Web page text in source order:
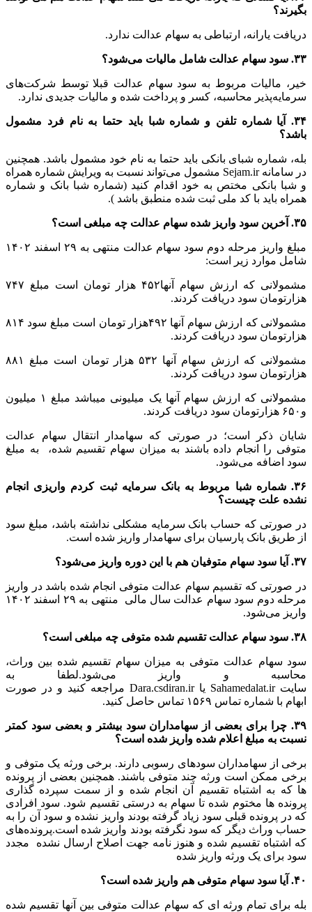
بگیرند؟
دریافت یارانه، ارتباطی به سهام عدالت ندارد.
۳۳. سود سهام عدالت شامل مالیات می‌شود؟
خیر، مالیات مربوط به سود سهام عدالت قبلا توسط شرکت‌های
سرمایه‌پذیر محاسبه، کسر و پرداخت شده و مالیات جدیدی ندارد.
۳۴. آیا شماره تلفن و شماره شبا باید حتما به نام فرد مشمول
باشد؟
بله، شماره شبای بانکی باید حتما به نام خود مشمول باشد. همچنین
در سامانه Sejam.ir مشمول می‌تواند نسبت به ویرایش شماره همراه
و شبا بانکی مختص به خود اقدام کنید (شماره شبا بانک و شماره
همراه باید با کد ملی ثبت شده منطبق باشد ).
۳۵. آخرین سود واریز شده سهام عدالت چه مبلغی است؟
مبلغ واریز مرحله دوم سود سهام عدالت منتهی به ۲۹ اسفند ۱۴۰۲
شامل موارد زیر است:
مشمولانی که ارزش سهام آنها۴۵۲ هزار تومان است مبلغ ۷۴۷
هزارتومان سود دریافت کردند.
مشمولانی که ارزش سهام آنها ۴۹۲هزار تومان است مبلغ سود ۸۱۴
هزارتومان سود دریافت کردند.
مشمولانی که ارزش سهام آنها ۵۳۲ هزار تومان است مبلغ ۸۸۱
هزارتومان سود دریافت کردند.
مشمولانی که ارزش سهام آنها یک میلیونی میباشد مبلغ ۱ میلیون
و۶۵۰ هزارتومان سود دریافت کردند.
شایان ذکر است؛ در صورتی که سهامدار انتقال سهام عدالت
متوفی را انجام داده باشند به میزان سهام تقسیم شده، به مبلغ
سود اضافه می‌شود.
۳۶. شماره شبا مربوط به بانک سرمایه ثبت کردم واریزی انجام
نشده علت چیست؟
در صورتی که حساب بانک سرمایه مشکلی نداشته باشد، مبلغ سود
از طریق بانک پارسیان برای سهامدار واریز شده است.
۳۷. آیا سود سهام متوفیان هم با این دوره واریز می‌شود؟
در صورتی که تقسیم سهام عدالت متوفی انجام شده باشد در واریز
مرحله دوم سود سهام عدالت سال مالی منتهی به ۲۹ اسفند ۱۴۰۲
واریز می‌شود.
۳۸. سود سهام عدالت تقسیم شده متوفی چه مبلغی است؟
سود سهام عدالت متوفی به میزان سهام تقسیم شده بین وراث،
محاسبه و واریز می‌شود.لطفا به
سایت Sahamedalat.ir یا Dara.csdiran.ir مراجعه کنید و در صورت
ابهام با شماره تماس ۱۵۶۹ تماس حاصل کنید.
۳۹. چرا برای بعضی از سهامداران سود بیشتر و بعضی سود کمتر
نسبت به مبلغ اعلام شده واریز شده است؟
برخی از سهامداران سودهای رسوبی دارند. برخی ورثه یک متوفی و
برخی ممکن است ورثه چند متوفی باشند. همچنین بعضی از پرونده
ها که به اشتباه تقسیم آن انجام شده و از سمت سپرده گذاری
پرونده ها مختوم شده تا سهام به درستی تقسیم شود. سود افرادی
که در پرونده قبلی سود زیاد گرفته بودند واریز نشده و سود آن را به
حساب وراث دیگر که سود نگرفته بودند واریز شده است.پرونده‌های
که اشتباه تقسیم شده و هنوز نامه جهت اصلاح ارسال نشده مجدد
سود برای یک ورثه واریز شده
۴۰. آیا سود سهام متوفی هم واریز شده است؟
بله برای تمام ورثه ای که سهام عدالت متوفی بین آنها تقسیم شده